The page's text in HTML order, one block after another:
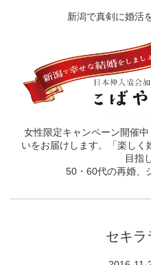
新潟で真剣に婚活
女性限定キャンペーン開催
いをお届けします。「楽しく
目指
50・60代の再婚、
セキラ